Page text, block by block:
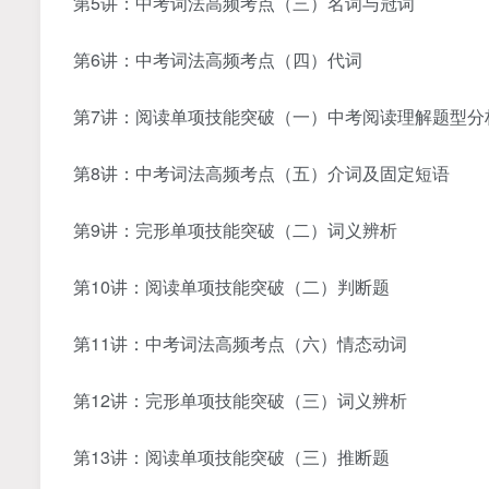
第6讲：中考词法高频考点（四）代词
第7讲：阅读单项技能突破（一）中考阅读理解题型
第8讲：中考词法高频考点（五）介词及固定短语
第9讲：完形单项技能突破（二）词义辨析
第10讲：阅读单项技能突破（二）判断题
第11讲：中考词法高频考点（六）情态动词
第12讲：完形单项技能突破（三）词义辨析
第13讲：阅读单项技能突破（三）推断题